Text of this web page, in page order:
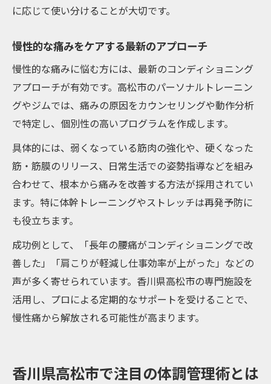
に応じて使い分けることが大切です。
慢性的な痛みをケアする最新のアプローチ
慢性的な痛みに悩む方には、最新のコンディショニング
アプローチが有効です。高松市のパーソナルトレーニン
グやジムでは、痛みの原因をカウンセリングや動作分析
で特定し、個別性の高いプログラムを作成します。
具体的には、弱くなっている筋肉の強化や、硬くなった
筋・筋膜のリリース、日常生活での姿勢指導などを組み
合わせて、根本から痛みを改善する方法が採用されてい
ます。特に体幹トレーニングやストレッチは再発予防に
も役立ちます。
成功例として、「長年の腰痛がコンディショニングで改
善した」「肩こりが軽減し仕事効率が上がった」などの
声が多く寄せられています。香川県高松市の専門施設を
活用し、プロによる定期的なサポートを受けることで、
慢性痛から解放される可能性が高まります。
香川県高松市で注目の体調管理術とは